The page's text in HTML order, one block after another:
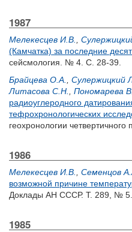
1987
Мелекесцев И.В.
(Камчатка) за последние
сейсмология. № 4. С. 28-39.
Брайцева О.А.
Сулержицкий
Литасова С.Н.
Пономарева
радиоуглеродного
тефрохронологических
геохронологии
1986
Мелекесцев И.В. Семенцов
возможной причине
Доклады АН СССР. Т. 289, № 5.
1985